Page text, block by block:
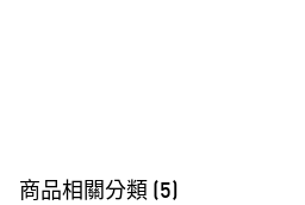
商品相關分類 (5)